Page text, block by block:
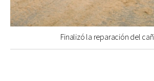
Finalizó la reparación del